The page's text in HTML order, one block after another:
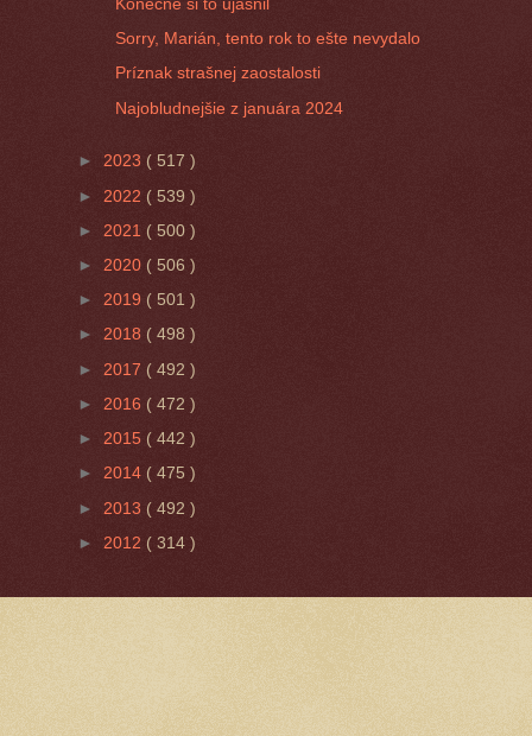
Sorry, Marián, tento rok to ešte nevydalo
Príznak strašnej zaostalosti
Najobludnejšie z januára 2024
► 2023 ( 517 )
► 2022 ( 539 )
► 2021 ( 500 )
► 2020 ( 506 )
► 2019 ( 501 )
► 2018 ( 498 )
► 2017 ( 492 )
► 2016 ( 472 )
► 2015 ( 442 )
► 2014 ( 475 )
► 2013 ( 492 )
► 2012 ( 314 )